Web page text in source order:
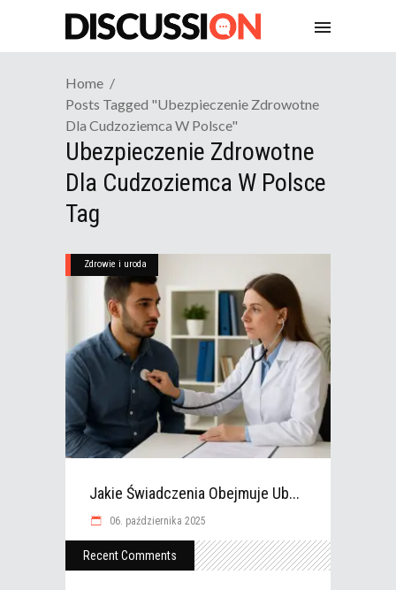
Home
Posts Tagged "ubezpieczenie Zdrowotne
Dla Cudzoziemca W Polsce"
Ubezpieczenie Zdrowotne
Dla Cudzoziemca W Polsce
Tag
Zdrowie i uroda
Jakie Świadczenia Obejmuje Ub...
06. października 2025
Recent Comments